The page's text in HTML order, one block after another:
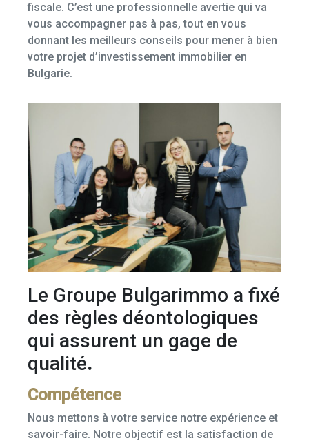
fiscale. C’est une professionnelle avertie qui va
vous accompagner pas à pas, tout en vous
donnant les meilleurs conseils pour mener à bien
votre projet d’investissement immobilier en
Bulgarie.
Le Groupe Bulgarimmo a fixé
des règles déontologiques
qui assurent un gage de
qualité.
Compétence
Nous mettons à votre service notre expérience et
savoir-faire. Notre objectif est la satisfaction de